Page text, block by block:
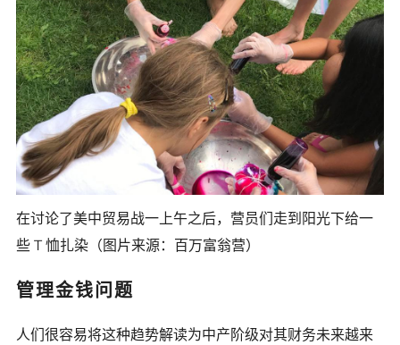
在讨论了美中贸易战一上午之后，营员们走到阳光下给一
些 T 恤扎染（图片来源：百万富翁营）
管理金钱问题
人们很容易将这种趋势解读为中产阶级对其财务未来越来